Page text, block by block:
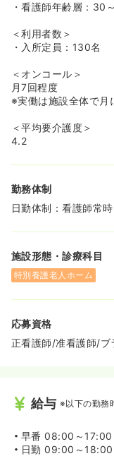
・看護師年齢層：30
＜利用者数＞
・入所定員：130名
＜オンコール＞
月7回程度
※実働は施設全体で月
＜平均要介護度＞
4.2
勤務体制
日勤体制：看護師常
施設形態・診療科目
特別養護老人ホーム
応募資格
正看護師/准看護師/ブ
給与 ※以下の勤務
早番 08:00～17:00
日勤 09:00～18:00